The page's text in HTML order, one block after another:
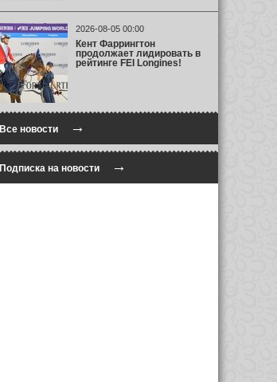
2026-08-05 00:00
Кент Фаррингтон
продолжает лидировать в
рейтинге FEI Longines!
Все новости→
Подписка на новости→